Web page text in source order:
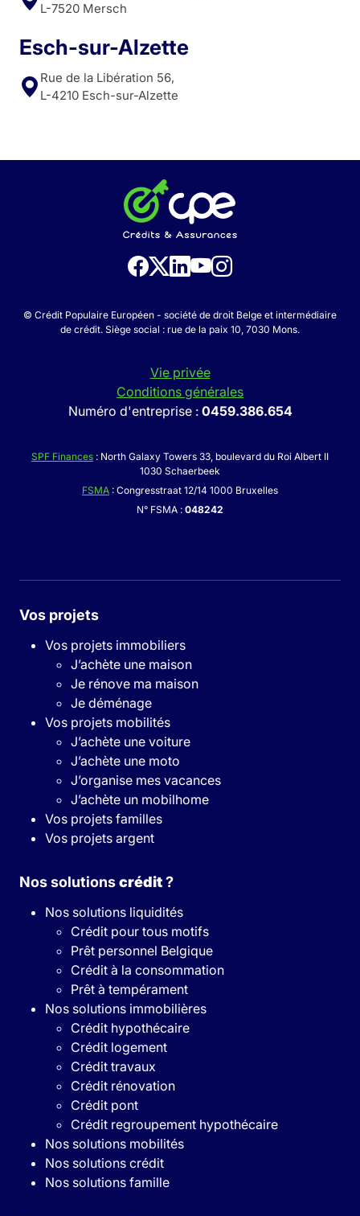
L-7520 Mersch
Esch-sur-Alzette
Rue de la Libération 56,
L-4210 Esch-sur-Alzette
© Crédit Populaire Européen - société de droit Belge et intermédiaire
de crédit. Siège social : rue de la paix 10, 7030 Mons.
Vie privée
Conditions générales
Numéro d'entreprise : 0459.386.654
SPF Finances : North Galaxy Towers 33, boulevard du Roi Albert II
1030 Schaerbeek
FSMA : Congresstraat 12/14 1000 Bruxelles
N° FSMA : 048242
Vos projets
Vos projets immobiliers
J’achète une maison
Je rénove ma maison
Je déménage
Vos projets mobilités
J’achète une voiture
J’achète une moto
J’organise mes vacances
J’achète un mobilhome
Vos projets familles
Vos projets argent
Nos solutionscrédit?
Nos solutions liquidités
Crédit pour tous motifs
Prêt personnel Belgique
Crédit à la consommation
Prêt à tempérament
Nos solutions immobilières
Crédit hypothécaire
Crédit logement
Crédit travaux
Crédit rénovation
Crédit pont
Crédit regroupement hypothécaire
Nos solutions mobilités
Nos solutions crédit
Nos solutions famille